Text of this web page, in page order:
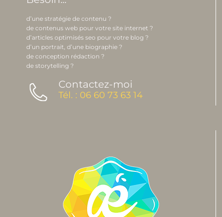
d’une stratégie de contenu ?
de contenus web pour votre site internet ?
d’articles optimisés seo pour votre blog ?
d’un portrait, d’une biographie ?
de conception rédaction ?
de storytelling ?
Contactez-moi
Tél. : 06 60 73 63 14